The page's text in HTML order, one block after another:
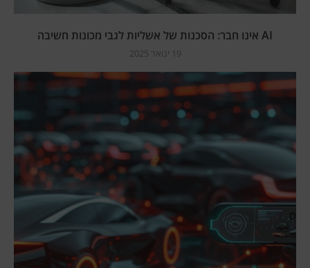
AI אינו חבר: הסכנות של אשליות לגבי מכונות חשיבה
19 ינואר 2025